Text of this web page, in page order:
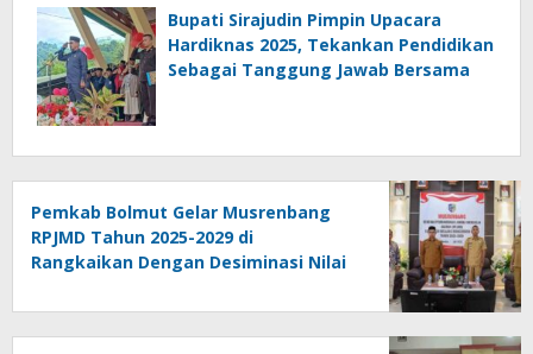
Bupati Sirajudin Pimpin Upacara
Hardiknas 2025, Tekankan Pendidikan
Sebagai Tanggung Jawab Bersama
Pemkab Bolmut Gelar Musrenbang
RPJMD Tahun 2025-2029 di
Rangkaikan Dengan Desiminasi Nilai